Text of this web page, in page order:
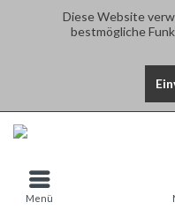
Diese Website
bestmögliche
Menü